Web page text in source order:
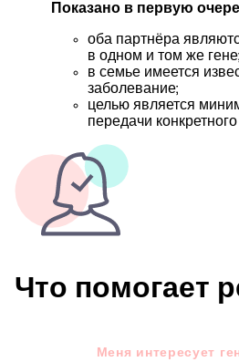
Показано в первую
оба партнёра
в одном и том же гене;
в семье имеется
заболевание;
целью является
передачи
Что помогает
Меня интересует